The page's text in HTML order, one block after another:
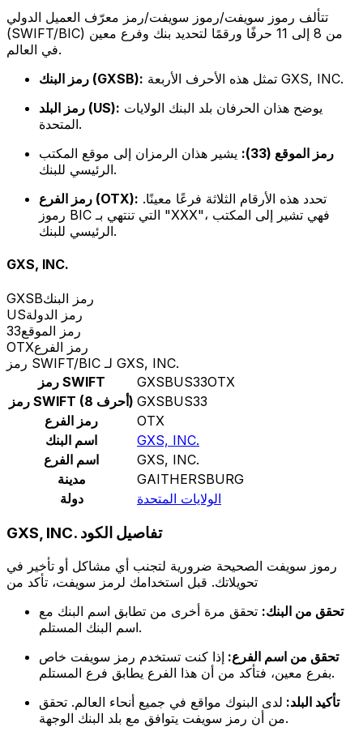
تتألف رموز سويفت/رموز سويفت/رمز معرّف العميل الدولي
(SWIFT/BIC) من 8 إلى 11 حرفًا ورقمًا لتحديد بنك وفرع معين
في العالم.
رمز البنك (GXSB):
تمثل هذه الأحرف الأربعة GXS, INC.
رمز البلد (US):
المتحدة.
رمز الموقع (33):
يشير هذان الرمزان إلى موقع المكتب
الرئيسي للبنك.
رمز الفرع (OTX):
رموز BIC التي تنتهي بـ "XXX"، فهي تشير إلى المكتب
الرئيسي للبنك.
GXS, INC.
GXSBرمز البنك
USرمز الدولة
33رمز الموقع
OTXرمز الفرع
رمز SWIFT/BIC لـ GXS, INC.
رمز SWIFT
GXSBUS33OTX
رمز SWIFT (8 أحرف) GXSBUS33
رمز الفرع
OTX
اسم البنك
GXS, INC.
اسم الفرع
GXS, INC.
مدينة
GAITHERSBURG
دولة
الولايات المتحدة
GXS, INC. تفاصيل الكود
رموز سويفت الصحيحة ضرورية لتجنب أي مشاكل أو تأخير في
تحويلاتك. قبل استخدامك لرمز سويفت، تأكد من
تحقق من البنك: تحقق مرة أخرى من تطابق اسم البنك مع
اسم البنك المستلم.
تحقق من اسم الفرع: إذا كنت تستخدم رمز سويفت خاص
بفرع معين، فتأكد من أن هذا الفرع يطابق فرع المستلم.
تأكيد البلد: لدى البنوك مواقع في جميع أنحاء العالم. تحقق
من أن رمز سويفت يتوافق مع بلد البنك الوجهة.